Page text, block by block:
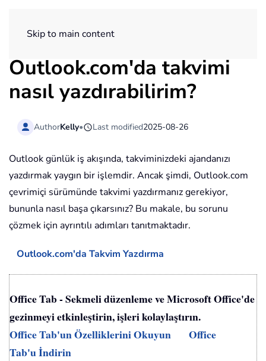
Skip to main content
Outlook.com'da takvimi
nasıl yazdırabilirim?
AuthorKelly• Last modified2025-08-26
Outlook günlük iş akışında, takviminizdeki ajandanızı
yazdırmak yaygın bir işlemdir. Ancak şimdi, Outlook.com
çevrimiçi sürümünde takvimi yazdırmanız gerekiyor,
bununla nasıl başa çıkarsınız? Bu makale, bu sorunu
çözmek için ayrıntılı adımları tanıtmaktadır.
Outlook.com'da Takvim Yazdırma
Office Tab - Sekmeli düzenleme ve Microsoft Office'de
gezinmeyi etkinleştirin, işleri kolaylaştırın.
Office Tab'un Özelliklerini Okuyun
Office
Tab'u İndirin